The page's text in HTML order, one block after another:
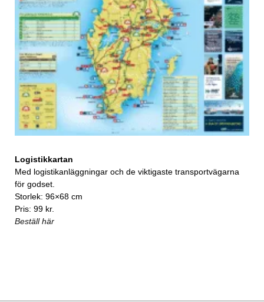
Logistikkartan
Med logistikanläggningar och de viktigaste transportvägarna
för godset.
Storlek: 96×68 cm
Pris: 99 kr.
Beställ här